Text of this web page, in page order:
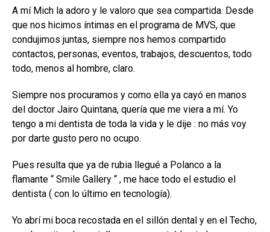
A mí Mich la adoro y le valoro que sea compartida. Desde
que nos hicimos íntimas en el programa de MVS, que
condujimos juntas, siempre nos hemos compartido
contactos, personas, eventos, trabajos, descuentos, todo
todo, menos al hombre, claro.
Siempre nos procuramos y como ella ya cayó en manos
del doctor Jairo Quintana, quería que me viera a mí. Yo
tengo a mi dentista de toda la vida y le dije : no más voy
por darte gusto pero no ocupo.
Pues resulta que ya de rubia llegué a Polanco a la
flamante “ Smile Gallery “ , me hace todo el estudio el
dentista ( con lo último en tecnología).
Yo abrí mi boca recostada en el sillón dental y en el Techo,